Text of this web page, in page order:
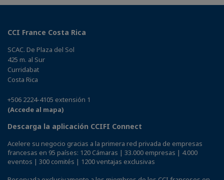
CCI France Costa Rica
SCAC. De Plaza del Sol
425 m. al Sur
Curridabat
Costa Rica
+506 2224-4105 extensión 1
(Accede al mapa)
Descarga la aplicación CCIFI Connect
Acelere su negocio gracias a la primera red privada de empresas
francesas en 95 países: 120 Cámaras | 33.000 empresas | 4.000
eventos | 300 comités | 1200 ventajas exclusivas